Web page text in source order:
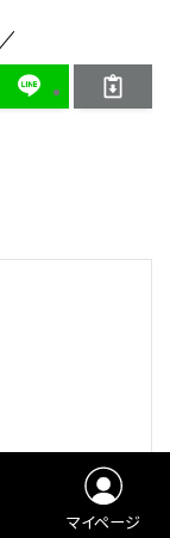
マイページ